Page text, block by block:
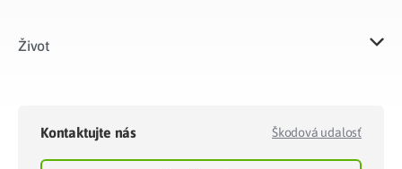
Život​
Kontaktujte nás Škodová udalosť